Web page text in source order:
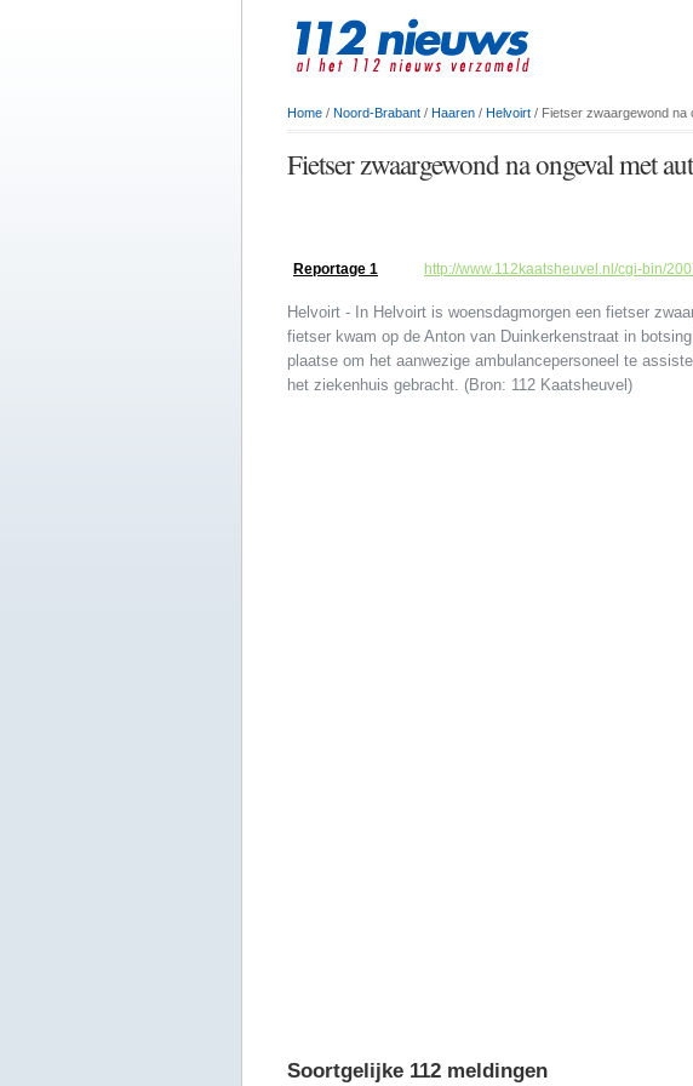
Home / Noord-Brabant / Haaren / Helvoirt / Fietser zwaargewond na
Fietser zwaargewond na ongeval met
Reportage 1 http://www.112kaatsheuvel.nl/cgi-bin/
Helvoirt - In Helvoirt is woensdagmorgen een fietser
fietser kwam op de Anton van Duinkerkenstraat in
plaatse om het aanwezige ambulancepersoneel te
het ziekenhuis gebracht. (Bron: 112 Kaatsheuvel)
Soortgelijke 112 meldingen